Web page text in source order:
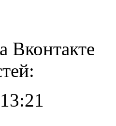
Вконтакте